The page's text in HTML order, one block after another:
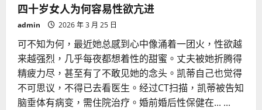
四十岁女人为何容易性欲亢进
admin 2026 年 3 月 25 日
可不知为何，最近她总感到心中像涌着一团火，性欲越
来越强烈，几乎每夜都想着性的甜蜜。丈夫被她折腾得
精疲力尽，甚至有了不敢见她的念头。凯蒂自己也觉得
不可思议，不得已去看医生。经过CT扫描，凯蒂被告知
脑垂体有病变，需住院治疗。婚前婚后性保健在... ...